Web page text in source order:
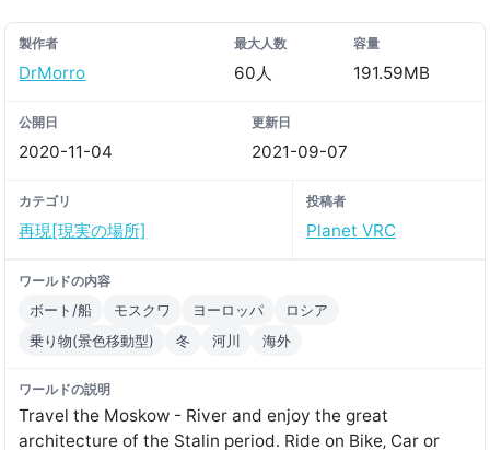
製作者
DrMorro
最大人数
60人
容量
191.59MB
公開日
2020-11-04
更新日
2021-09-07
カテゴリ
再現[現実の場所]
投稿者
Planet VRC
ワールドの内容
ボート/船 モスクワ ヨーロッパ
ロシア
乗り物(景色移動型)
冬 河川 海外
ワールドの説明
Travel the Moskow - River and enjoy the great
architecture of the Stalin period․ Ride on Bike‚ Car or